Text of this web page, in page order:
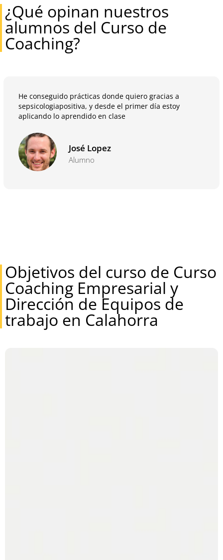
¿Qué opinan nuestros
alumnos del Curso de
Coaching?
He conseguido prácticas donde quiero gracias a
sepsicologiapositiva, y desde el primer día estoy
aplicando lo aprendido en clase
José Lopez
Alumno
Objetivos del curso de Curso
Coaching Empresarial y
Dirección de Equipos de
trabajo en Calahorra